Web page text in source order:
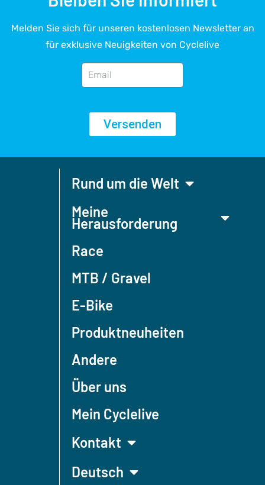
Melden Sie sich für unseren kostenlosen Newsletter an
für exklusive Neuigkeiten von Cyclelive
Versenden
Rund um die Welt
Meine
Herausforderung
Race
MTB / Gravel
E-Bike
Produktneuheiten
Andere
Über uns
Mein Cyclelive
Kontakt
Deutsch